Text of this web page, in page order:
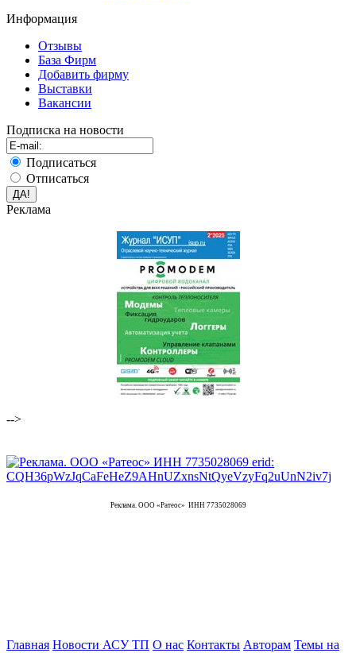
Информация
Отзывы
База Фирм
Добавить фирму
Выставки
Вакансии
Подписка на новости
Подписаться
Отписаться
Реклама
-->
Реклама. ООО «Ратеос» ИНН 7735028069
Главная Новости АСУ ТП О нас Контакты Авторам Темы на